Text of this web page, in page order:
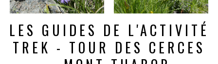
LES GUIDES DE L'ACTIVITÉ
TREK - TOUR DES CERCES